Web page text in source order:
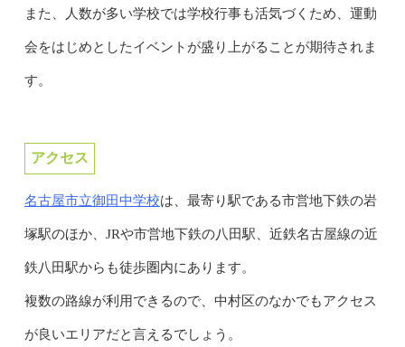
また、人数が多い学校では学校行事も活気づくため、運動
会をはじめとしたイベントが盛り上がることが期待されま
す。
アクセス
名古屋市立御田中学校は、最寄り駅である市営地下鉄の岩
塚駅のほか、JRや市営地下鉄の八田駅、近鉄名古屋線の近
鉄八田駅からも徒歩圏内にあります。
複数の路線が利用できるので、中村区のなかでもアクセス
が良いエリアだと言えるでしょう。